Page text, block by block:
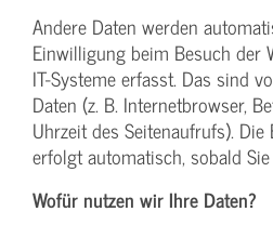
Andere Daten werden
Einwilligung beim Besuch der
IT-Systeme erfasst. Das sind
Daten (z. B. Internetbrowser,
Uhrzeit des Seitenaufrufs).
erfolgt automatisch, sobald
Wofür nutzen wir Ihre Daten?